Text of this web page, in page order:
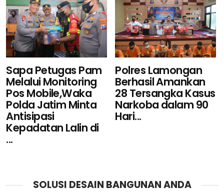
Sapa Petugas Pam
Melalui Monitoring
Pos Mobile,Waka
Polda Jatim Minta
Antisipasi
Kepadatan Lalin di
...
Polres Lamongan
Berhasil Amankan
28 Tersangka Kasus
Narkoba dalam 90
Hari...
SOLUSI DESAIN BANGUNAN ANDA